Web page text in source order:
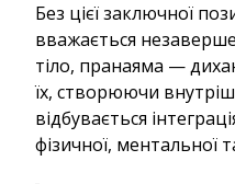
Без цієї заключної
вважається
тіло, пранаяма —
їх, створюючи
відбувається
фізичної, ментальної